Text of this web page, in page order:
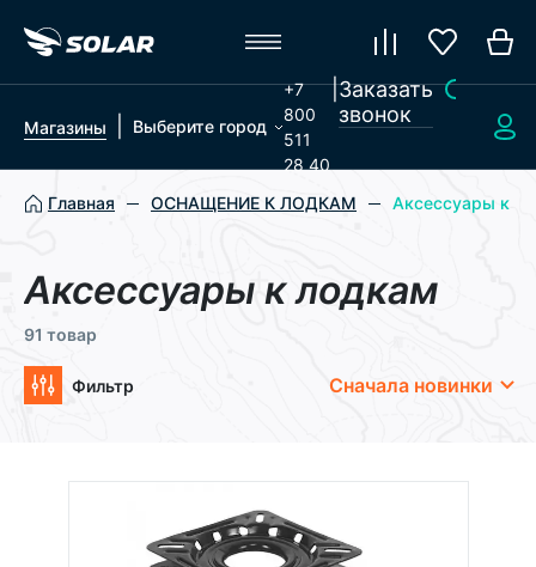
Магазины Выберите город
+7
800
511
28 40
|Заказать
звонок
Главная ОСНАЩЕНИЕ К ЛОДКАМ Аксессуары к
Аксессуары к лодкам
91 товар
Фильтр Сначала новинки